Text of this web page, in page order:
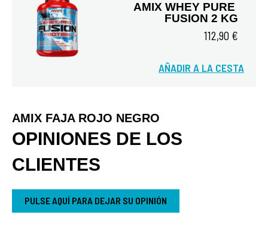
AMIX WHEY PURE
FUSION 2 KG
112,90 €
AÑADIR A LA CESTA
AMIX FAJA ROJO NEGRO
OPINIONES DE LOS
CLIENTES
PULSE AQUÍ PARA DEJAR SU OPINIÓN